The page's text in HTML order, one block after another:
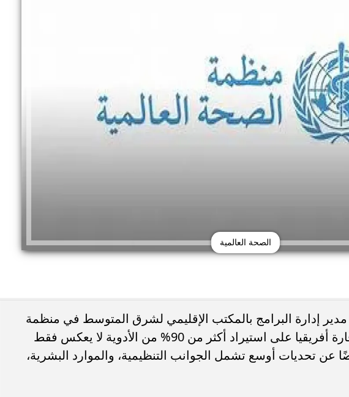
الصحة العالمية
مدير إدارة البرامج بالمكتب الإقليمي لشرق المتوسط في منظمة
الصحة العالمية، أن اعتماد قارة أفريقيا على استيراد أكثر من 90% من الأدوية لا يعكس فقط
عن تحديات أوسع تشمل الجوانب التنظيمية، والموارد البشرية،
تحذر: نوع شائع من البلاستيك قد يهدد
15 خطأ تضر الشعر الكيرلي في الصيف.. بينها